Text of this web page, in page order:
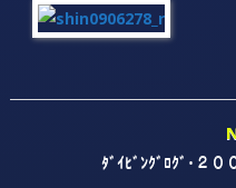
ﾀﾞｲﾋﾞﾝｸﾞﾛｸﾞ･２０